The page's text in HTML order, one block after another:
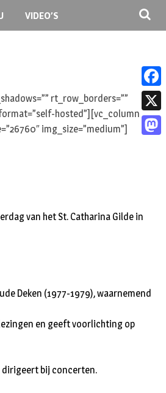
VIDEO’S
rt_row_borders=””
hosted”][vc_column
img_size=”medium”]
van het St. Catharina Gilde in
Deken (1977-1979), waarnemend
en geeft voorlichting op
dirigeert bij concerten.
F
a
c
o
X
o